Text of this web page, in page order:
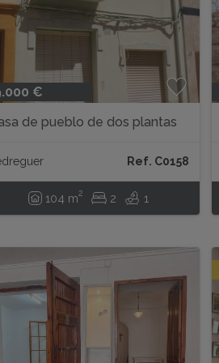
€
de pueblo de dos plantas
Ref. C0158
104 m2 2 1